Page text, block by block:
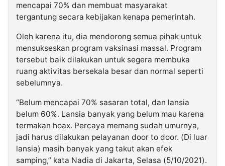
mencapai 70% dan membuat masyarakat
tergantung secara kebijakan kenapa pemerintah.
Oleh karena itu, dia mendorong semua pihak untuk
mensukseskan program vaksinasi massal. Program
tersebut baik dilakukan untuk segera membuka
ruang aktivitas bersekala besar dan normal seperti
sebelumnya.
“Belum mencapai 70% sasaran total, dan lansia
belum 60%. Lansia banyak yang belum mau karena
termakan hoax. Percaya memang sudah umurnya,
jadi harus dilakukan pelayanan door to door. (Di luar
lansia) masih banyak yang takut akan efek
samping,” kata Nadia di Jakarta, Selasa (5/10/2021).